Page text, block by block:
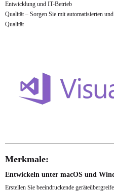
Entwicklung und IT-Betrieb
Qualität – Sorgen Sie mit automatisierten
Qualität
Merkmale:
Entwickeln unter macOS und
Erstellen Sie beeindruckende